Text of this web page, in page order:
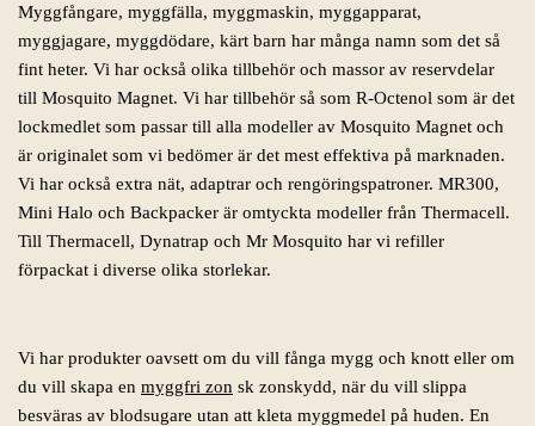
Myggfångare, myggfälla, myggmaskin, myggapparat,
myggjagare, myggdödare, kärt barn har många namn som det så
fint heter. Vi har också olika tillbehör och massor av reservdelar
till Mosquito Magnet. Vi har tillbehör så som R-Octenol som är det
lockmedlet som passar till alla modeller av Mosquito Magnet och
är originalet som vi bedömer är det mest effektiva på marknaden.
Vi har också extra nät, adaptrar och rengöringspatroner. MR300,
Mini Halo och Backpacker är omtyckta modeller från Thermacell.
Till Thermacell, Dynatrap och Mr Mosquito har vi refiller
förpackat i diverse olika storlekar.
Vi har produkter oavsett om du vill fånga mygg och knott eller om
du vill skapa en myggfri zon sk zonskydd, när du vill slippa
besväras av blodsugare utan att kleta myggmedel på huden. En